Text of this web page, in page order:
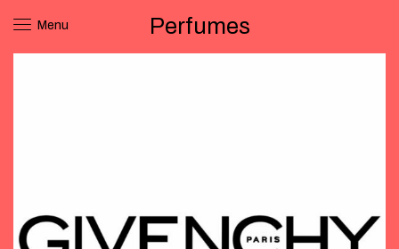
Menu Perfumes